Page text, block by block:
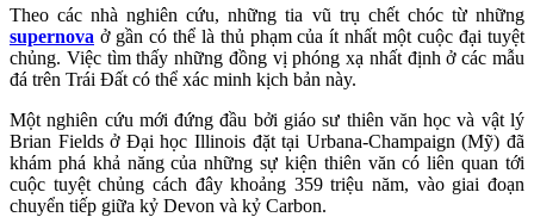
Theo các nhà nghiên cứu, những tia vũ trụ chết chóc từ những
supernova ở gần có thể là thủ phạm của ít nhất một cuộc đại tuyệt
chủng. Việc tìm thấy những đồng vị phóng xạ nhất định ở các mẫu
đá trên Trái Đất có thể xác minh kịch bản này.
Một nghiên cứu mới đứng đầu bởi giáo sư thiên văn học và vật lý
Brian Fields ở Đại học Illinois đặt tại Urbana-Champaign (Mỹ) đã
khám phá khả năng của những sự kiện thiên văn có liên quan tới
cuộc tuyệt chủng cách đây khoảng 359 triệu năm, vào giai đoạn
chuyển tiếp giữa kỷ Devon và kỷ Carbon.